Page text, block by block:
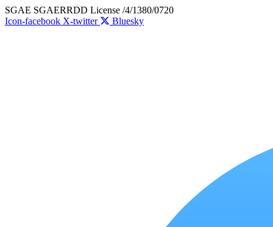
Skip
to
SGAE SGAERRDD License /4/1380/0720
Icon-facebook X-twitter Bluesky